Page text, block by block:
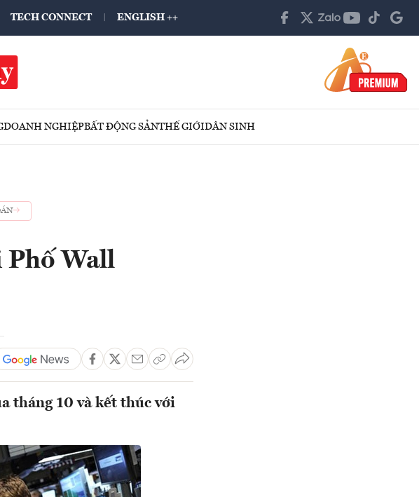
TECH CONNECT ENGLISH ++
DOANH NGHIỆPBẤT ĐỘNG SẢNTHẾ GIỚIDÂN SINH
Phố Wall
tháng 10 và kết thúc với